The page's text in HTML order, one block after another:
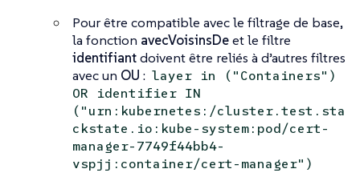
Pour être compatible avec le filtrage de base,
la fonction avecVoisinsDeet le filtre
identifiantdoivent être reliés à d’autres filtres
avec un OU : layer in ("Containers")
OR identifier IN
("urn:kubernetes:/cluster.test.sta
ckstate.io:kube-system:pod/cert-
manager-7749f44bb4-
vspjj:container/cert-manager")